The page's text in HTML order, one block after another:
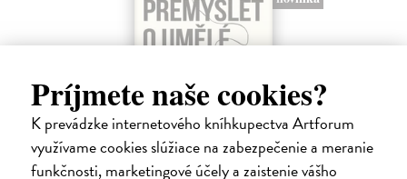
Príjmete naše cookies?
K prevádzke internetového kníhkupectva Artforum
využívame cookies slúžiace na zabezpečenie a meranie
funkčnosti, marketingové účely a zaistenie vášho